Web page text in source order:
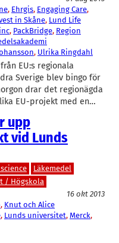
, Ehrgis, Engaging Care
in Skåne, Lund Life
, PackBridge, Region
, Ulrika Ringdahl
EU:s regionala
Sverige blev bingo för
drar det regionägda
EU-projekt med en…
upp
vid Lunds
Läkemedel
/ Högskola
16 okt 2013
, Knut och Alice
, Lunds universitet, Merck